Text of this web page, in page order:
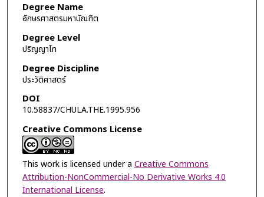
Degree Name
อักษรศาสตรมหาบัณฑิต
Degree Level
ปริญญาโท
Degree Discipline
ประวัติศาสตร์
DOI
10.58837/CHULA.THE.1995.956
Creative Commons License
This work is licensed under a Creative Commons
Attribution-NonCommercial-No Derivative Works 4.0
International License.